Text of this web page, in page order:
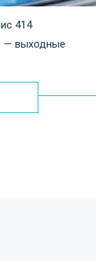
414
— выходные